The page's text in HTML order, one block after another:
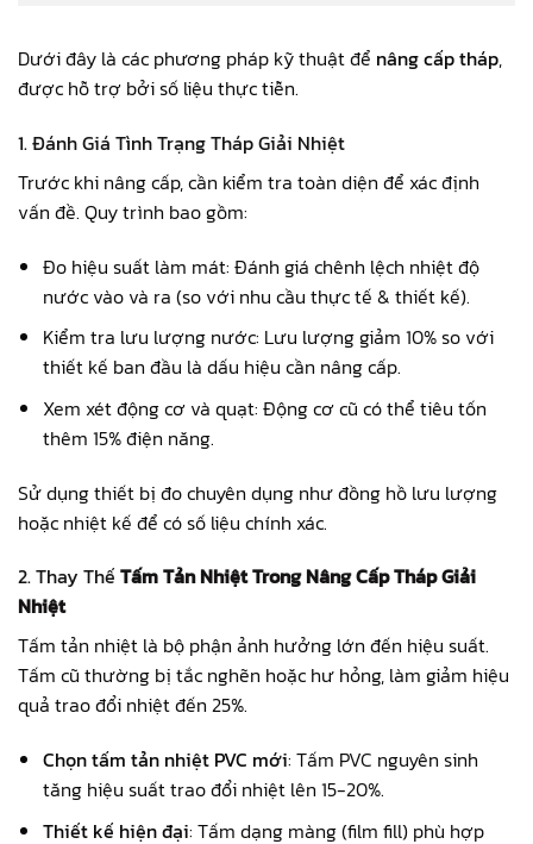
Dưới đây là các phương pháp kỹ thuật để nâng cấp tháp,
được hỗ trợ bởi số liệu thực tiễn.
1. Đánh Giá Tình Trạng Tháp Giải Nhiệt
Trước khi nâng cấp, cần kiểm tra toàn diện để xác định
vấn đề. Quy trình bao gồm:
Đo hiệu suất làm mát: Đánh giá chênh lệch nhiệt độ
nước vào và ra (so với nhu cầu thực tế & thiết kế).
Kiểm tra lưu lượng nước: Lưu lượng giảm 10% so với
thiết kế ban đầu là dấu hiệu cần nâng cấp.
Xem xét động cơ và quạt: Động cơ cũ có thể tiêu tốn
thêm 15% điện năng.
Sử dụng thiết bị đo chuyên dụng như đồng hồ lưu lượng
hoặc nhiệt kế để có số liệu chính xác.
2. Thay Thế Tấm Tản Nhiệt Trong Nâng Cấp Tháp Giải
Nhiệt
Tấm tản nhiệt là bộ phận ảnh hưởng lớn đến hiệu suất.
Tấm cũ thường bị tắc nghẽn hoặc hư hỏng, làm giảm hiệu
quả trao đổi nhiệt đến 25%.
Chọn tấm tản nhiệt PVC mới: Tấm PVC nguyên sinh
tăng hiệu suất trao đổi nhiệt lên 15-20%.
Thiết kế hiện đại: Tấm dạng màng (film fill) phù hợp